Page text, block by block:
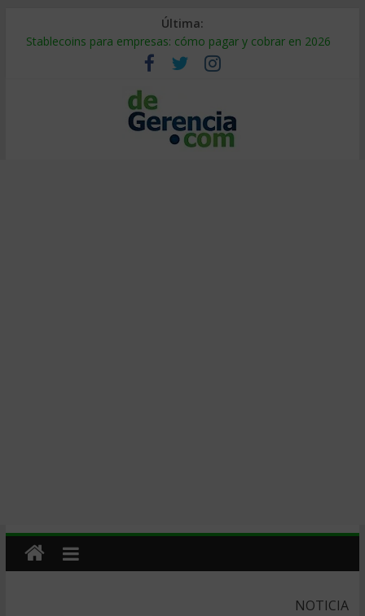
Última:
Stablecoins para empresas: cómo pagar y cobrar en 2026
Despido silencioso: qué es y por qué sale tan caro
IA en selección de personal: cómo auditarla a tiempo
Trabajo forzoso en la cadena de suministro: qué hacer
Mercado hispano de EE. UU.: cómo segmentarlo y venderle
NOTICIA